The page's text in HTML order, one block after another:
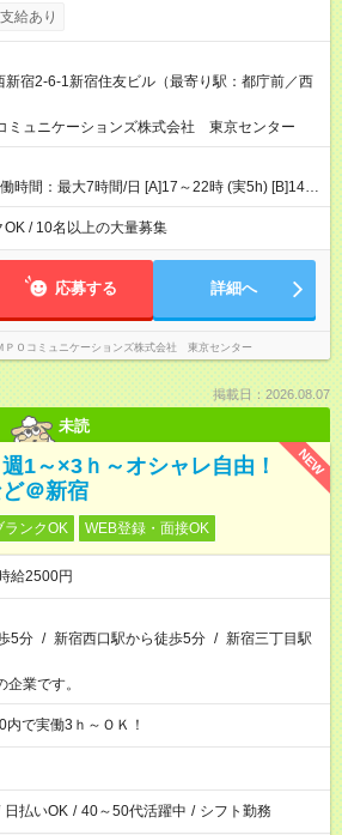
加算 月曜／09～12時→時給＋200円 月曜／17～
円 金曜／17～22時→時給＋400円 ■導入研
×実7h） [1]
円×4日＝60640円 [2]土曜日収：15960円×5日
曜日収：15960円×5日＝79800円 [1]＋[2]＋[3]＝
：
41600円 [2]金曜日収：11400円×4日＝45600円
円×5日＝57000円 [1]＋[2]＋[3]＝月収14万
同じです。 給与：時給 1,780円以上 ※各加算給
給あり
新宿2-6-1新宿住友ビル（最寄り駅：都庁前／西
ミュニケーションズ株式会社 東京センター
時間：最大7時間/日 [A]17～22時 (実5h) [B]14～
） ★週3～5日※土or日必須 ◎休日：平日メイン
日固定 週3～・土or
OK / 10名以上の大量募集
応募する 詳細へ
ＰＯコミュニケーションズ株式会社 東京センター
掲載日：2026.08.07
未読
NEW
1～×3ｈ～オシャレ自由！
＠新宿
ランクOK WEB登録・面接OK
給2500円
5分 / 新宿西口駅から徒歩5分 / 新宿三丁目駅
業です。
で実働3ｈ～ＯＫ！
日払いOK / 40～50代活躍中 / シフト勤務